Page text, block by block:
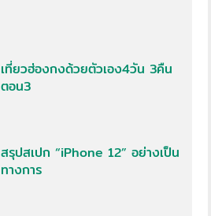
เที่ยวฮ่องกงด้วยตัวเอง4วัน 3คืน
ตอน3
สรุปสเปก “iPhone 12” อย่างเป็น
ทางการ